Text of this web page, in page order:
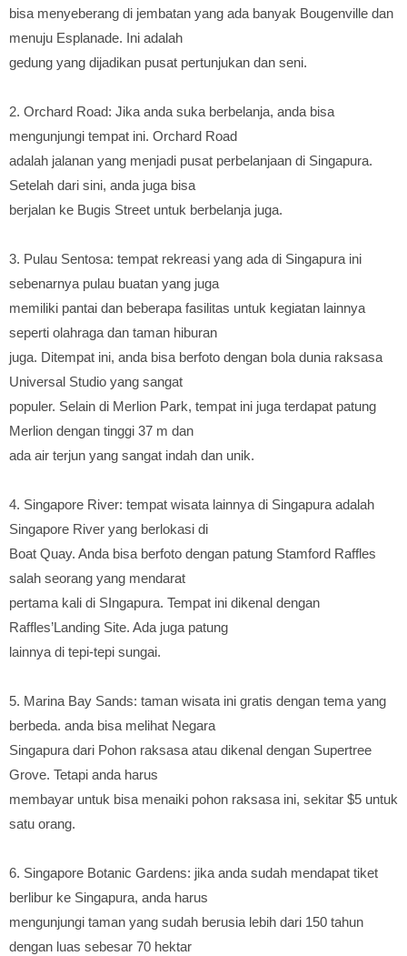
bisa menyeberang di jembatan yang ada banyak Bougenville dan
menuju Esplanade. Ini adalah
gedung yang dijadikan pusat pertunjukan dan seni.
2. Orchard Road: Jika anda suka berbelanja, anda bisa
mengunjungi tempat ini. Orchard Road
adalah jalanan yang menjadi pusat perbelanjaan di Singapura.
Setelah dari sini, anda juga bisa
berjalan ke Bugis Street untuk berbelanja juga.
3. Pulau Sentosa: tempat rekreasi yang ada di Singapura ini
sebenarnya pulau buatan yang juga
memiliki pantai dan beberapa fasilitas untuk kegiatan lainnya
seperti olahraga dan taman hiburan
juga. Ditempat ini, anda bisa berfoto dengan bola dunia raksasa
Universal Studio yang sangat
populer. Selain di Merlion Park, tempat ini juga terdapat patung
Merlion dengan tinggi 37 m dan
ada air terjun yang sangat indah dan unik.
4. Singapore River: tempat wisata lainnya di Singapura adalah
Singapore River yang berlokasi di
Boat Quay. Anda bisa berfoto dengan patung Stamford Raffles
salah seorang yang mendarat
pertama kali di SIngapura. Tempat ini dikenal dengan
Raffles’Landing Site. Ada juga patung
lainnya di tepi-tepi sungai.
5. Marina Bay Sands: taman wisata ini gratis dengan tema yang
berbeda. anda bisa melihat Negara
Singapura dari Pohon raksasa atau dikenal dengan Supertree
Grove. Tetapi anda harus
membayar untuk bisa menaiki pohon raksasa ini, sekitar $5 untuk
satu orang.
6. Singapore Botanic Gardens: jika anda sudah mendapat tiket
berlibur ke Singapura, anda harus
mengunjungi taman yang sudah berusia lebih dari 150 tahun
dengan luas sebesar 70 hektar